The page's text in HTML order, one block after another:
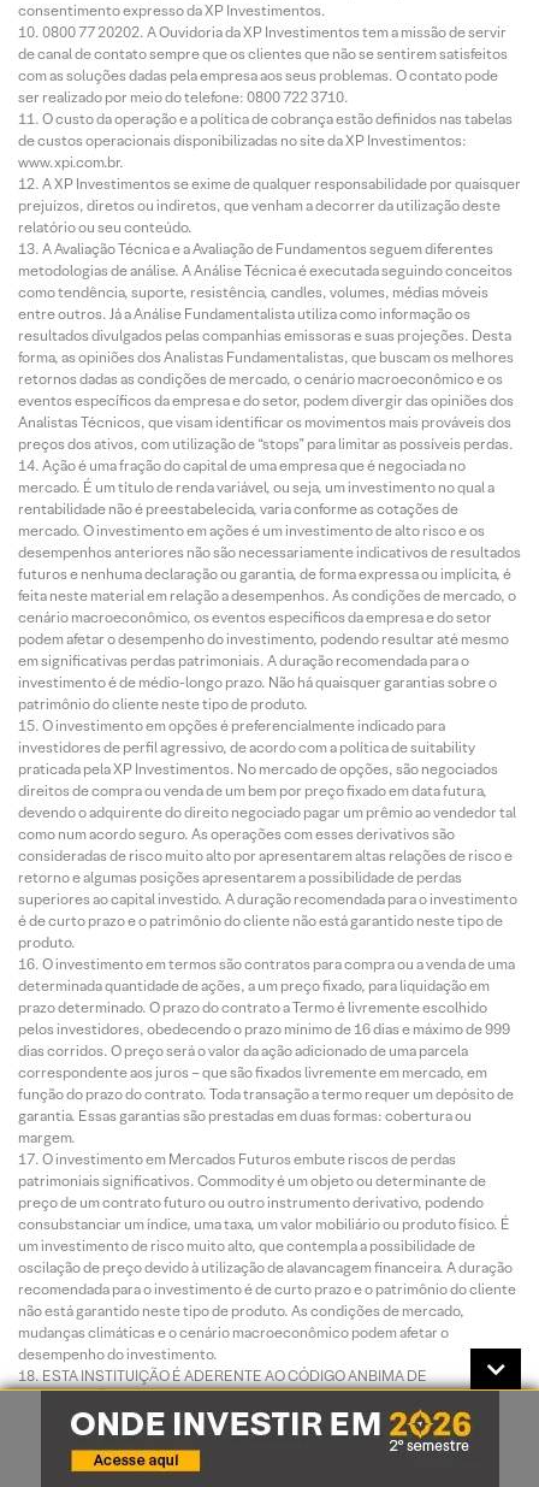
consentimento expresso da XP Investimentos.
0800 77 20202. A Ouvidoria da XP Investimentos tem a missão de servir
de canal de contato sempre que os clientes que não se sentirem satisfeitos
com as soluções dadas pela empresa aos seus problemas. O contato pode
ser realizado por meio do telefone: 0800 722 3710.
O custo da operação e a política de cobrança estão definidos nas tabelas
de custos operacionais disponibilizadas no site da XP Investimentos:
www.xpi.com.br.
A XP Investimentos se exime de qualquer responsabilidade por quaisquer
prejuízos, diretos ou indiretos, que venham a decorrer da utilização deste
relatório ou seu conteúdo.
A Avaliação Técnica e a Avaliação de Fundamentos seguem diferentes
metodologias de análise. A Análise Técnica é executada seguindo conceitos
como tendência, suporte, resistência, candles, volumes, médias móveis
entre outros. Já a Análise Fundamentalista utiliza como informação os
resultados divulgados pelas companhias emissoras e suas projeções. Desta
forma, as opiniões dos Analistas Fundamentalistas, que buscam os melhores
retornos dadas as condições de mercado, o cenário macroeconômico e os
eventos específicos da empresa e do setor, podem divergir das opiniões dos
Analistas Técnicos, que visam identificar os movimentos mais prováveis dos
preços dos ativos, com utilização de “stops” para limitar as possíveis perdas.
Ação é uma fração do capital de uma empresa que é negociada no
mercado. É um título de renda variável, ou seja, um investimento no qual a
rentabilidade não é preestabelecida, varia conforme as cotações de
mercado. O investimento em ações é um investimento de alto risco e os
desempenhos anteriores não são necessariamente indicativos de resultados
futuros e nenhuma declaração ou garantia, de forma expressa ou implícita, é
feita neste material em relação a desempenhos. As condições de mercado, o
cenário macroeconômico, os eventos específicos da empresa e do setor
podem afetar o desempenho do investimento, podendo resultar até mesmo
em significativas perdas patrimoniais. A duração recomendada para o
investimento é de médio-longo prazo. Não há quaisquer garantias sobre o
patrimônio do cliente neste tipo de produto.
O investimento em opções é preferencialmente indicado para
investidores de perfil agressivo, de acordo com a política de suitability
praticada pela XP Investimentos. No mercado de opções, são negociados
direitos de compra ou venda de um bem por preço fixado em data futura,
devendo o adquirente do direito negociado pagar um prêmio ao vendedor tal
como num acordo seguro. As operações com esses derivativos são
consideradas de risco muito alto por apresentarem altas relações de risco e
retorno e algumas posições apresentarem a possibilidade de perdas
superiores ao capital investido. A duração recomendada para o investimento
é de curto prazo e o patrimônio do cliente não está garantido neste tipo de
produto.
O investimento em termos são contratos para compra ou a venda de uma
determinada quantidade de ações, a um preço fixado, para liquidação em
prazo determinado. O prazo do contrato a Termo é livremente escolhido
pelos investidores, obedecendo o prazo mínimo de 16 dias e máximo de 999
dias corridos. O preço será o valor da ação adicionado de uma parcela
correspondente aos juros – que são fixados livremente em mercado, em
função do prazo do contrato. Toda transação a termo requer um depósito de
garantia. Essas garantias são prestadas em duas formas: cobertura ou
margem.
O investimento em Mercados Futuros embute riscos de perdas
patrimoniais significativos. Commodity é um objeto ou determinante de
preço de um contrato futuro ou outro instrumento derivativo, podendo
consubstanciar um índice, uma taxa, um valor mobiliário ou produto físico. É
um investimento de risco muito alto, que contempla a possibilidade de
oscilação de preço devido à utilização de alavancagem financeira. A duração
recomendada para o investimento é de curto prazo e o patrimônio do cliente
não está garantido neste tipo de produto. As condições de mercado,
mudanças climáticas e o cenário macroeconômico podem afetar o
desempenho do investimento.
ESTA INSTITUIÇÃO É ADERENTE AO CÓDIGO ANBIMA DE